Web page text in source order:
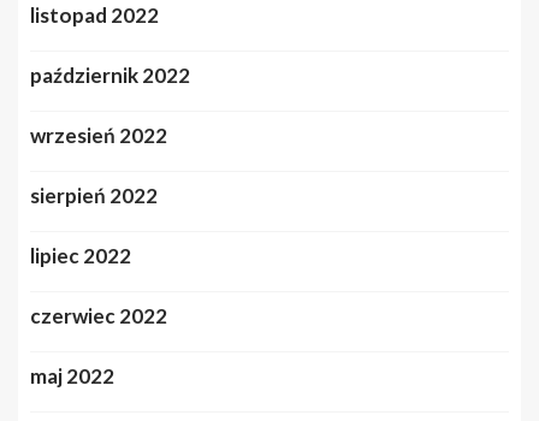
listopad 2022
październik 2022
wrzesień 2022
sierpień 2022
lipiec 2022
czerwiec 2022
maj 2022